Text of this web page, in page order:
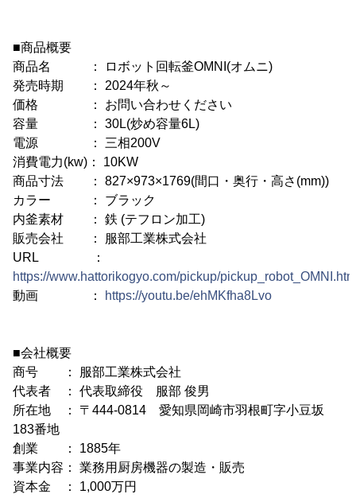
■商品概要
商品名 ： ロボット回転釜OMNI(オムニ)
発売時期 ： 2024年秋～
価格 ： お問い合わせください
容量 ： 30L(炒め容量6L)
電源 ： 三相200V
消費電力(kw)： 10KW
商品寸法 ： 827×973×1769(間口・奥行・高さ(mm))
カラー ： ブラック
内釜素材 ： 鉄 (テフロン加工)
販売会社 ： 服部工業株式会社
URL ：
https://www.hattorikogyo.com/pickup/
動画 ：
https://youtu.be/ehMKfha8Lvo
■会社概要
商号 ： 服部工業株式会社
代表者 ： 代表取締役 服部 俊男
所在地 ： 〒444-0814 愛知県岡崎市羽根町字小豆坂
183番地
創業 ： 1885年
事業内容： 業務用厨房機器の製造・販売
資本金 ： 1,000万円